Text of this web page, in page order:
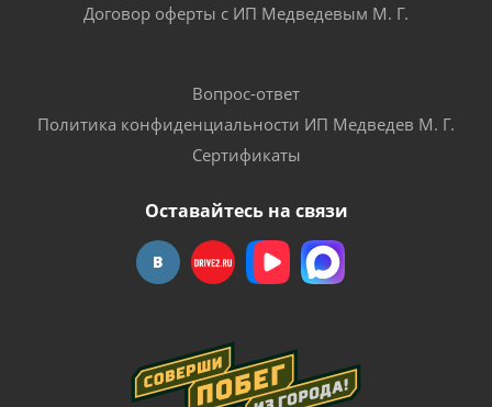
Договор оферты с ИП Медведевым М. Г.
Вопрос-ответ
Политика конфиденциальности ИП Медведев М. Г.
Сертификаты
Оставайтесь на связи